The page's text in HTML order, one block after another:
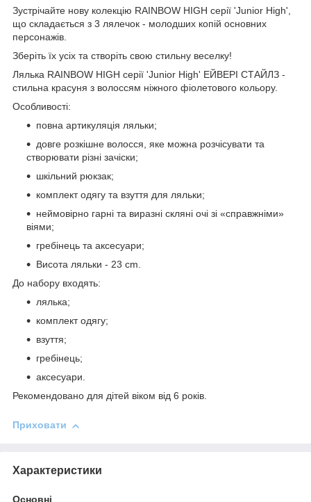
Зустрічайте нову колекцію RAINBOW HIGH серії 'Junior High',
що складається з 3 лялечок - молодших копій основних
персонажів.
Зберіть їх усіх та створіть свою стильну веселку!
Лялька RAINBOW HIGH серії 'Junior High' ЕЙВЕРІ СТАЙЛЗ -
стильна красуня з волоссям ніжного фіолетового кольору.
Особливості:
повна артикуляція ляльки;
довге розкішне волосся, яке можна розчісувати та
створювати різні зачіски;
шкільний рюкзак;
комплект одягу та взуття для ляльки;
неймовірно гарні та виразні скляні очі зі «справжніми»
віями;
гребінець та аксесуари;
Висота ляльки - 23 cm.
До набору входять:
лялька;
комплект одягу;
взуття;
гребінець;
аксесуари.
Рекомендовано для дітей віком від 6 років.
Приховати
Характеристики
Основні